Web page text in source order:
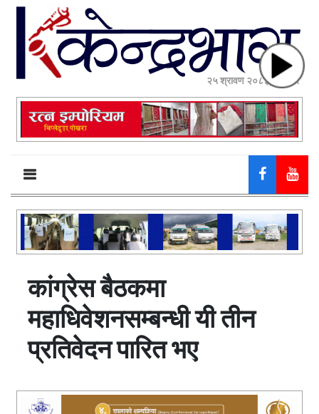
२५ श्रावण २०८३, सोमबार
कांग्रेस बैठकमा
महाधिवेशनसम्बन्धी यी तीन
प्रतिवेदन पारित भए